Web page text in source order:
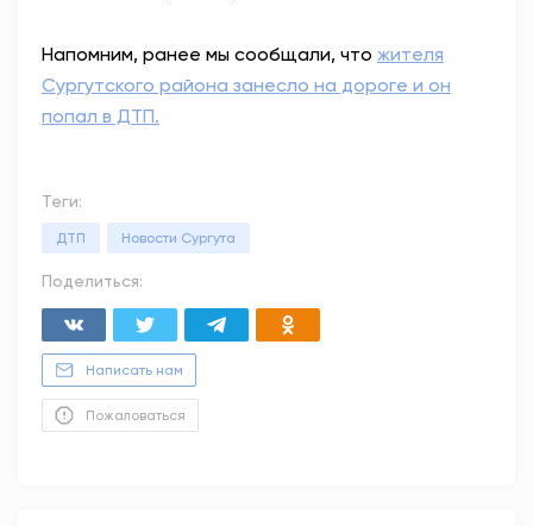
Напомним, ранее мы сообщали, что жителя
Сургутского района занесло на дороге и он
попал в ДТП.
Теги:
ДТП Новости Сургута
Поделиться:
Написать нам
Пожаловаться